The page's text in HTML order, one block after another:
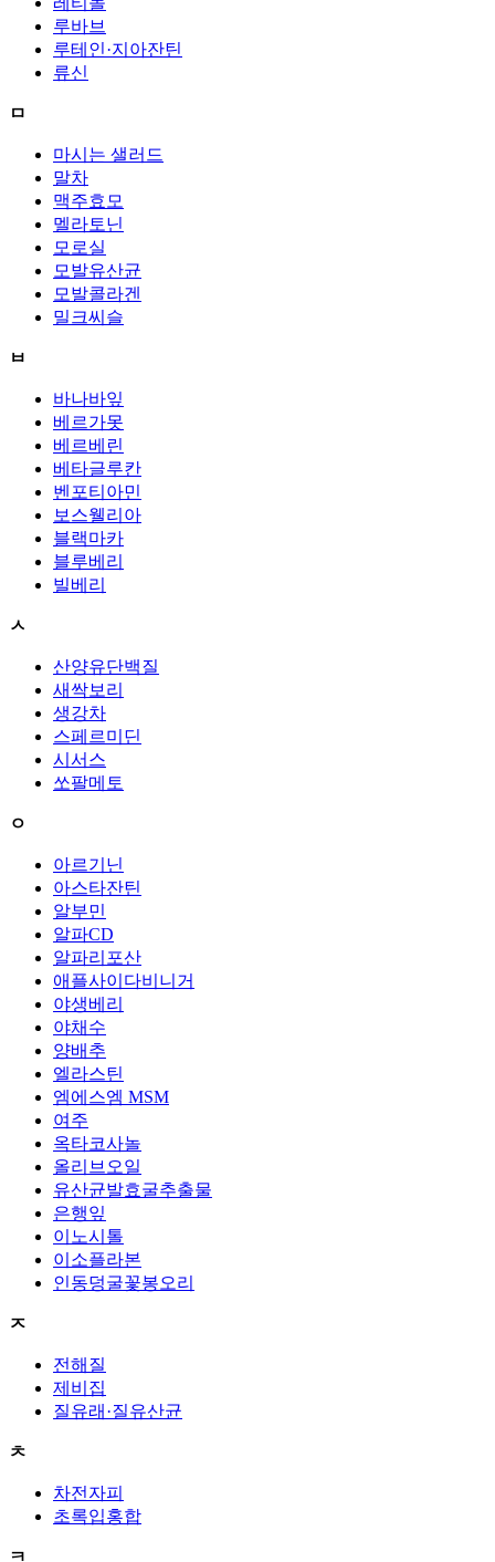
루바브
루테인·지아잔틴
류신
ㅁ
마시는 샐러드
말차
맥주효모
멜라토닌
모로실
모발유산균
모발콜라겐
밀크씨슬
ㅂ
바나바잎
베르가못
베르베린
베타글루칸
벤포티아민
보스웰리아
블랙마카
블루베리
빌베리
ㅅ
산양유단백질
새싹보리
생강차
스페르미딘
시서스
쏘팔메토
ㅇ
아르기닌
아스타잔틴
알부민
알파CD
알파리포산
애플사이다비니거
야생베리
야채수
양배추
엘라스틴
엠에스엠 MSM
여주
옥타코사놀
올리브오일
유산균발효굴추출물
은행잎
이노시톨
이소플라본
인동덩굴꽃봉오리
ㅈ
전해질
제비집
질유래·질유산균
ㅊ
차전자피
초록입홍합
ㅋ